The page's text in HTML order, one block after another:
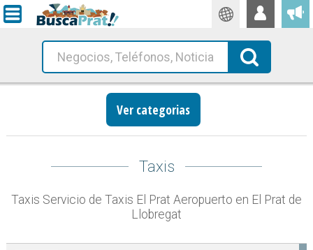
Traductor
Busca!
Ver categorias
Taxis
Taxis Servicio de Taxis El Prat Aeropuerto en El Prat de
Llobregat